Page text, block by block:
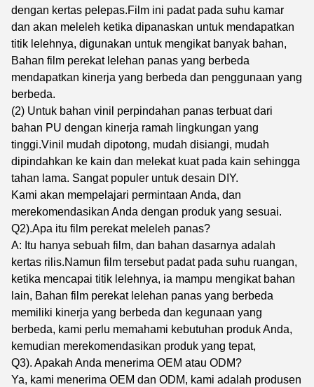
dengan kertas pelepas.Film ini padat pada suhu kamar
dan akan meleleh ketika dipanaskan untuk mendapatkan
titik lelehnya, digunakan untuk mengikat banyak bahan,
Bahan film perekat lelehan panas yang berbeda
mendapatkan kinerja yang berbeda dan penggunaan yang
berbeda.
(2) Untuk bahan vinil perpindahan panas terbuat dari
bahan PU dengan kinerja ramah lingkungan yang
tinggi.Vinil mudah dipotong, mudah disiangi, mudah
dipindahkan ke kain dan melekat kuat pada kain sehingga
tahan lama. Sangat populer untuk desain DIY.
Kami akan mempelajari permintaan Anda, dan
merekomendasikan Anda dengan produk yang sesuai.
Q2).Apa itu film perekat meleleh panas?
A: Itu hanya sebuah film, dan bahan dasarnya adalah
kertas rilis.Namun film tersebut padat pada suhu ruangan,
ketika mencapai titik lelehnya, ia mampu mengikat bahan
lain, Bahan film perekat lelehan panas yang berbeda
memiliki kinerja yang berbeda dan kegunaan yang
berbeda, kami perlu memahami kebutuhan produk Anda,
kemudian merekomendasikan produk yang tepat,
Q3). Apakah Anda menerima OEM atau ODM?
Ya, kami menerima OEM dan ODM, kami adalah produsen